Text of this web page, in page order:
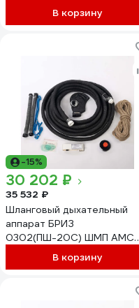
АМС резинотканевый
В корзину
-15%
30 202 ₽
35 532 ₽
Шланговый дыхательный
аппарат БРИЗ
0302(ПШ-20С) ШМП АМС
резинотканевый 503112200
В корзину